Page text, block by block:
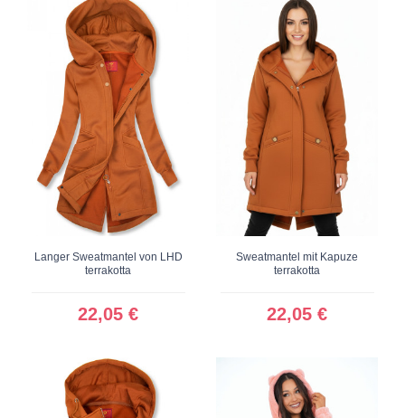
Langer Sweatmantel von LHD
terrakotta
22,05 €
Sweatmantel mit Kapuze
terrakotta
22,05 €